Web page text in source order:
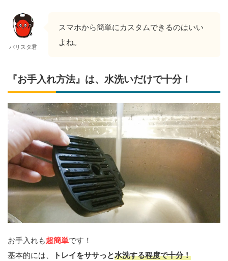
バリスタ君
スマホから簡単にカスタムできるのはいい
よね。
『お手入れ方法』は、水洗いだけで十分！
お手入れも超簡単です！
基本的には、
トレイをササっと水洗する程度で十分！